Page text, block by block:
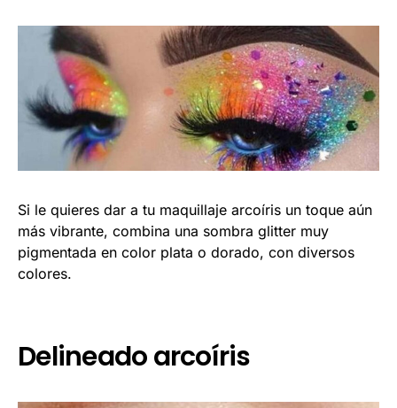
Si le quieres dar a tu maquillaje arcoíris un toque aún
más vibrante, combina una sombra glitter muy
pigmentada en color plata o dorado, con diversos
colores.
Delineado arcoíris